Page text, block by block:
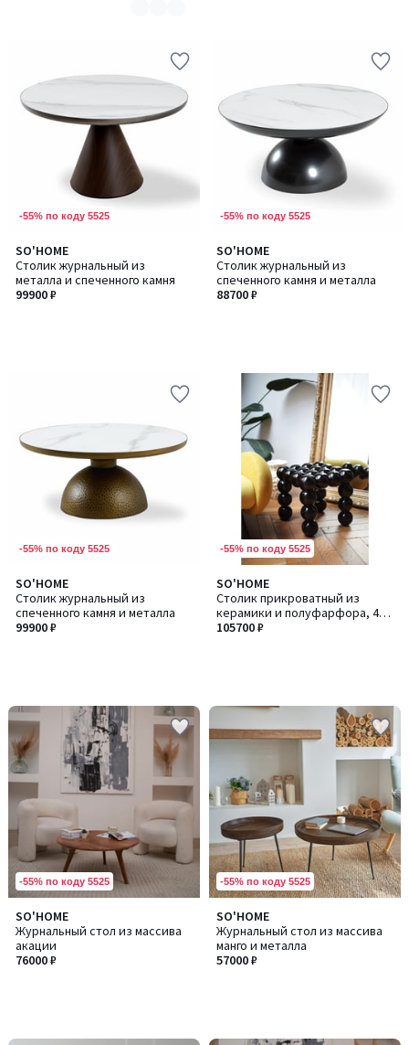
-55% по коду 5525
SO'HOME
Столик журнальный из
металла и спеченного камня
99900 ₽
-55% по коду 5525
SO'HOME
Столик журнальный из
спеченного камня и металла
88700 ₽
-55% по коду 5525
SO'HOME
Столик журнальный из
спеченного камня и металла
99900 ₽
-55% по коду 5525
SO'HOME
Столик прикроватный из
керамики и полуфарфора, 40
см
105700 ₽
-55% по коду 5525
SO'HOME
Журнальный стол из массива
акации
76000 ₽
-55% по коду 5525
SO'HOME
Журнальный стол из массива
манго и металла
57000 ₽